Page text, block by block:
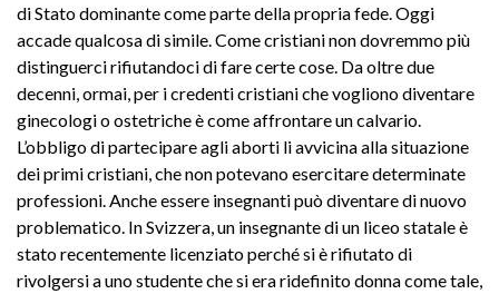
di Stato dominante come parte della propria fede. Oggi
accade qualcosa di simile. Come cristiani non dovremmo più
distinguerci rifiutandoci di fare certe cose. Da oltre due
decenni, ormai, per i credenti cristiani che vogliono diventare
ginecologi o ostetriche è come affrontare un calvario.
L’obbligo di partecipare agli aborti li avvicina alla situazione
dei primi cristiani, che non potevano esercitare determinate
professioni. Anche essere insegnanti può diventare di nuovo
problematico. In Svizzera, un insegnante di un liceo statale è
stato recentemente licenziato perché si è rifiutato di
rivolgersi a uno studente che si era ridefinito donna come tale,